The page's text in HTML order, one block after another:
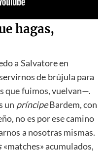
hagas,
a Salvatore en
de brújula para
que fuimos, vuelvan—.
un príncipeBardem, con
no es por ese camino
a nosotras mismas.
«matches» acumulados,